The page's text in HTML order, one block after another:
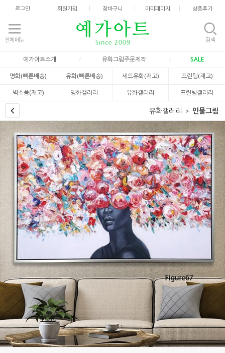
로그인 회원가입 장바구니 마이페이지 상품후기
전체메뉴 검색
예가아트소개 유화그림주문제작
SALE
명화(빠른배송)
유화(빠른배송) 세트유화(재고)
프린팅(재고)
벽소품(재고)
명화갤러리 유화갤러리 프린팅갤러리
유화갤러리 인물그림